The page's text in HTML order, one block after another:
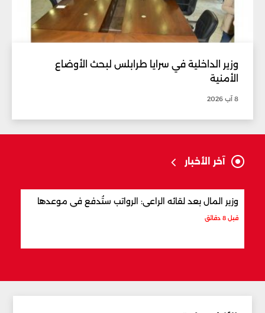
وزير الداخلية في سرايا طرابلس لبحث الأوضاع
الأمنية
8 آب 2026
آخر الأخبار
وزير المال بعد لقائه الراعي: الرواتب ستُدفع في موعدها
قبل 8 دقائق